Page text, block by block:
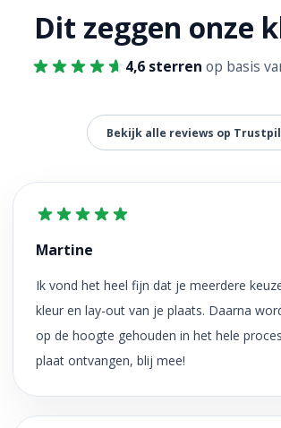
Dit zeggen onze
4,6 sterren op basis
Bekijk alle reviews op
Martine
Ik vond het heel fijn dat je meerdere
kleur en lay-out van je plaats. Daarna
op de hoogte gehouden in het hele
plaat ontvangen, blij mee!